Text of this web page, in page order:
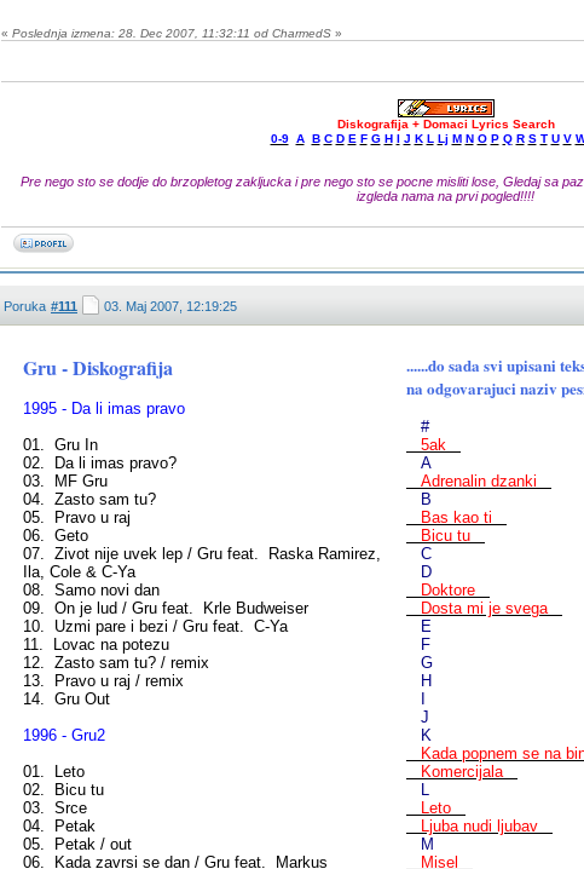
« Poslednja izmena: 28. Dec 2007, 11:32:11 od CharmedS »
Diskografija + Domaci Lyrics Search
0-9 A B C D E F G H I J K L Lj M N O P Q R S T U V
Pre nego sto se dodje do brzopletog zakljucka i pre nego sto se pocne misliti lose, Gledaj sa
izgleda nama na prvi pogled!!!!
Poruka #111 03. Maj 2007, 12:19:25
Gru - Diskografija
1995 - Da li imas pravo
01. Gru In
02. Da li imas pravo?
03. MF Gru
04. Zasto sam tu?
05. Pravo u raj
06. Geto
07. Zivot nije uvek lep / Gru feat. Raska Ramirez,
Ila, Cole & C-Ya
08. Samo novi dan
09. On je lud / Gru feat. Krle Budweiser
10. Uzmi pare i bezi / Gru feat. C-Ya
11. Lovac na potezu
12. Zasto sam tu? / remix
13. Pravo u raj / remix
14. Gru Out
1996 - Gru2
01. Leto
02. Bicu tu
03. Srce
04. Petak
05. Petak / out
06. Kada zavrsi se dan / Gru feat. Markus
......do sada svi upisani
na odgovarajuci naziv
#
5ak
A
Adrenalin dzanki
B
Bas kao ti
Bicu tu
C
D
Doktore
Dosta mi je svega
E
F
G
H
J
K
Kada popnem se na
Komercijala
L
Leto
Ljuba nudi ljubav
M
Misel